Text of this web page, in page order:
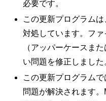
必要です。
この更新プログラム
対処しています。フ
（アッパーケースま
い問題を修正しました
この更新プログラム
問題が解決されます